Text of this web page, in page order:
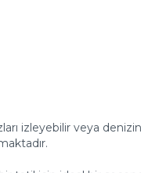
izleyebilir veya